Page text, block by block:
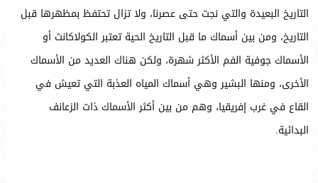
التاريخ البعيدة والتي نجت حتى عصرنا، ولا تزال تحتفظ بمظهرها قبل
التاريخ، ومن بين أسماك ما قبل التاريخ الحية تعتبر الكولاكانث أو
الأسماك جوفية الفم الأكثر شهرة، ولكن هناك العديد من الأسماك
الأخرى، ومنها البشير وهي أسماك المياه العذبة التي تعيش في
القاع في غرب إفريقيا، وهم من بين أكثر الأسماك ذات الزعانف
البدائية.